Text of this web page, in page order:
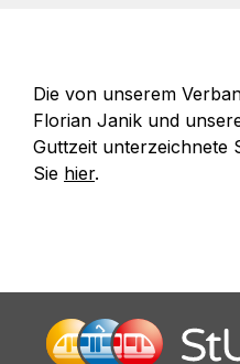
Die von unserem
Florian Janik und
Guttzeit unterzeichnete
Sie hier.